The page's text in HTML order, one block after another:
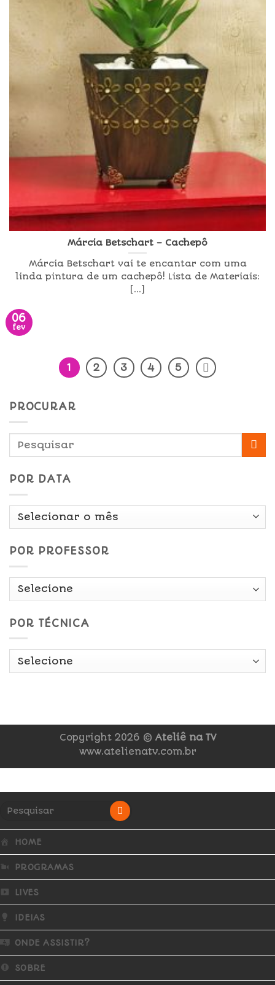
Márcia Betschart – Cachepô
Márcia Betschart vai te encantar com uma
linda pintura de um cachepô! Lista de Materiais:
[...]
06
fev
1 2 3 4 5
PROCURAR
POR DATA
Por
POR PROFESSOR
POR TÉCNICA
Copyright 2026 © Ateliê na TV
www.atelienatv.com.br
HOME
PROGRAMAS
LIVES
IDEIAS
ONDE ASSISTIR?
SOBRE